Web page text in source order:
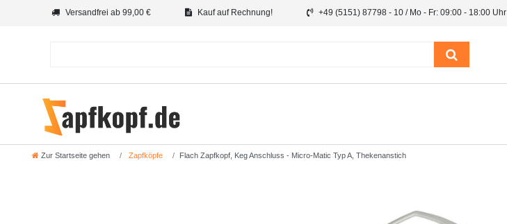
Versandfrei ab 99,00 € Kauf auf Rechnung! +49 (5151) 87798 - 10 / Mo - Fr: 09:00 - 18:00 Uhr
Zur Startseite gehen Zapfköpfe Flach Zapfkopf, Keg Anschluss - Micro-Matic Typ A, Thekenanstich